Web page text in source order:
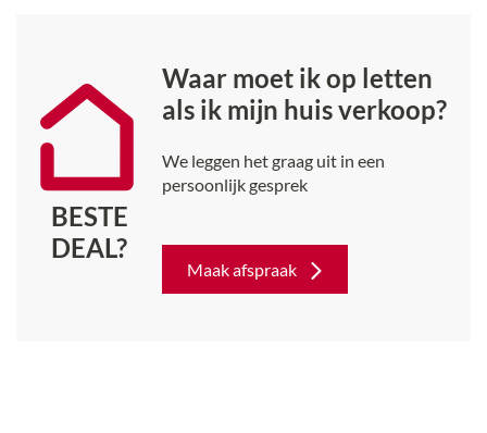
BESTE
DEAL?
Waar moet ik op letten
als ik mijn huis verkoop?
We leggen het graag uit in een
persoonlijk gesprek
Maak afspraak